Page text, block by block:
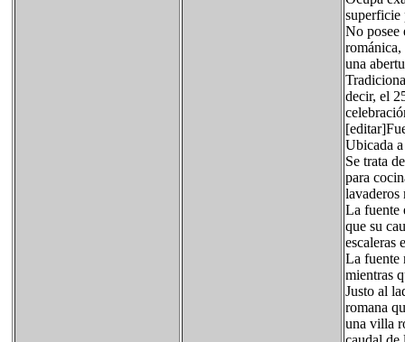
superficie
No posee
románica,
una
decir, el
Ubicada
Se trata
para
lavaderos
La fuente
que su
escaleras
La fuente
mientras
Justo al
romana
una villa